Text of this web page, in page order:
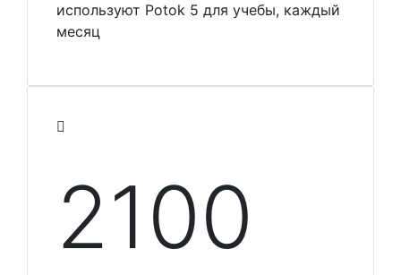
используют Potok 5 для учебы, каждый
месяц
2100